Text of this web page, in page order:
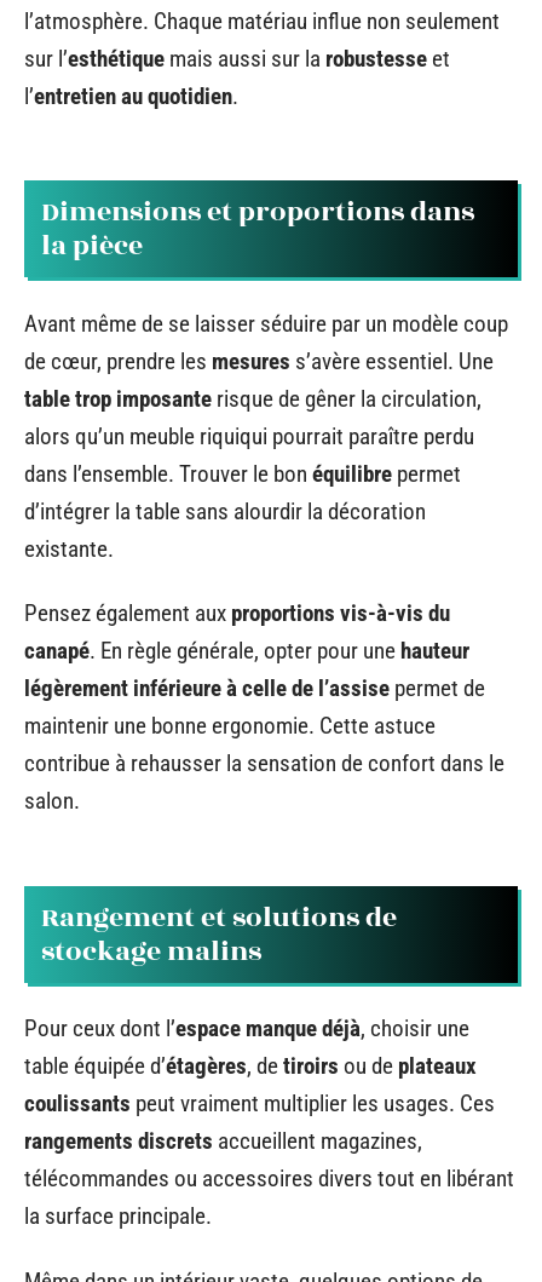
l’atmosphère. Chaque matériau influe non seulement
sur l’esthétique mais aussi sur la robustesse et
l’entretien au quotidien.
Dimensions et proportions dans
la pièce
Avant même de se laisser séduire par un modèle coup
de cœur, prendre les mesures s’avère essentiel. Une
table trop imposante risque de gêner la circulation,
alors qu’un meuble riquiqui pourrait paraître perdu
dans l’ensemble. Trouver le bon équilibre permet
d’intégrer la table sans alourdir la décoration
existante.
Pensez également aux proportions vis-à-vis du
canapé. En règle générale, opter pour une hauteur
légèrement inférieure à celle de l’assise permet de
maintenir une bonne ergonomie. Cette astuce
contribue à rehausser la sensation de confort dans le
salon.
Rangement et solutions de
stockage malins
Pour ceux dont l’espace manque déjà, choisir une
table équipée d’étagères, detiroirs ou de plateaux
coulissants peut vraiment multiplier les usages. Ces
rangements discrets accueillent magazines,
télécommandes ou accessoires divers tout en libérant
la surface principale.